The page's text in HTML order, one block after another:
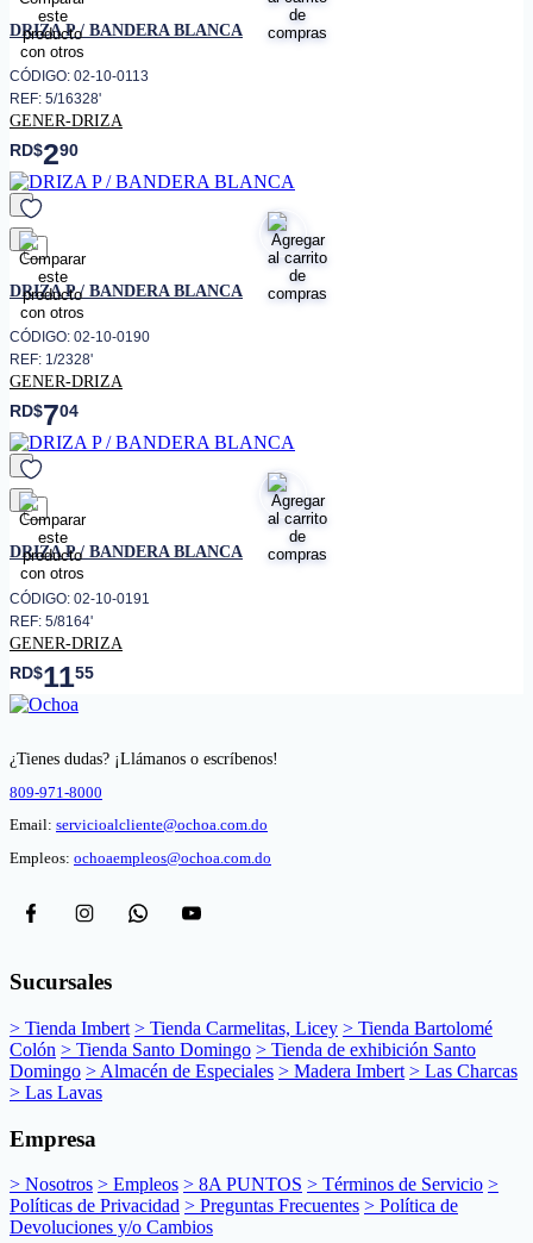
favorito
DRIZA P / BANDERA BLANCA
CÓDIGO: 02-10-0113
REF: 5/16328'
GENER-DRIZA
RD$290
favorito
DRIZA P / BANDERA BLANCA
CÓDIGO: 02-10-0190
REF: 1/2328'
GENER-DRIZA
RD$704
favorito
DRIZA P / BANDERA BLANCA
CÓDIGO: 02-10-0191
REF: 5/8164'
GENER-DRIZA
RD$1155
¿Tienes dudas? ¡Llámanos o escríbenos!
809-971-8000
Email: servicioalcliente@ochoa.com.do
Empleos: ochoaempleos@ochoa.com.do
Sucursales
> Tienda Imbert > Tienda Carmelitas, Licey > Tienda Bartolomé
Colón > Tienda Santo Domingo > Tienda de exhibición Santo
Domingo > Almacén de Especiales > Madera Imbert > Las Charcas
> Las Lavas
Empresa
> Nosotros > Empleos > 8A PUNTOS > Términos de Servicio >
Políticas de Privacidad > Preguntas Frecuentes > Política de
Devoluciones y/o Cambios